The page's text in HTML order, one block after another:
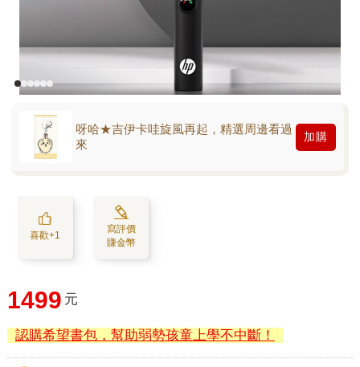
呀哈★吉伊卡哇旋風再起，精選周邊看過
來
加購
喜歡+1
寫評價
賺金幣
1499 元
認購希望書包，幫助弱勢孩童上學不中斷！